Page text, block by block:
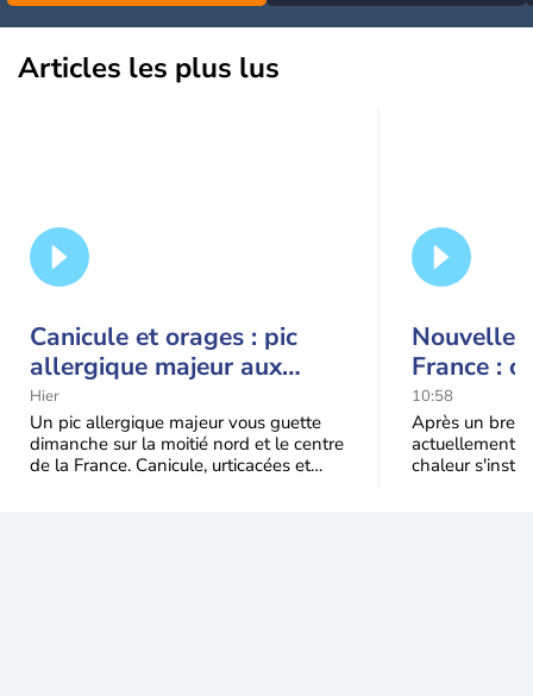
Articles les plus lus
Canicule et orages : pic
allergique majeur aux
urticacées sur la moitié
nord
Hier
Un pic allergique majeur vous guette
dimanche sur la moitié nord et le centre
de la France. Canicule, urticacées et
Nouvelle
France :
10:58
Après un bref
actuellement,
chaleur